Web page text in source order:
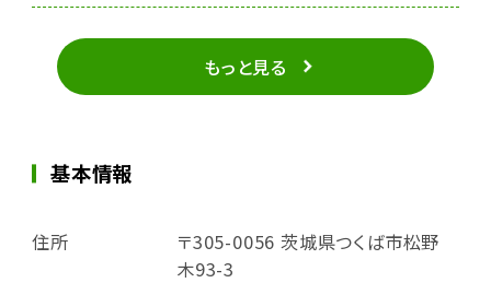
もっと見る
基本情報
住所
〒305-0056 茨城県つくば市松野
木93-3